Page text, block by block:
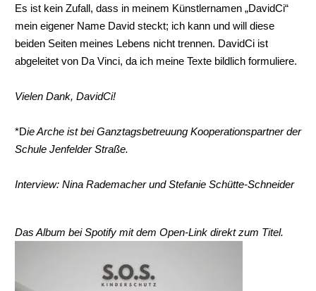
Es ist kein Zufall, dass in meinem Künstlernamen „DavidCi“
mein eigener Name David steckt; ich kann und will diese
beiden Seiten meines Lebens nicht trennen. DavidCi ist
abgeleitet von Da Vinci, da ich meine Texte bildlich formuliere.
Vielen Dank, DavidCi!
*Die Arche ist bei Ganztagsbetreuung Kooperationspartner der
Schule Jenfelder Straße.
Interview: Nina Rademacher und Stefanie Schütte-Schneider
Das Album bei Spotify mit dem Open-Link direkt zum Titel.